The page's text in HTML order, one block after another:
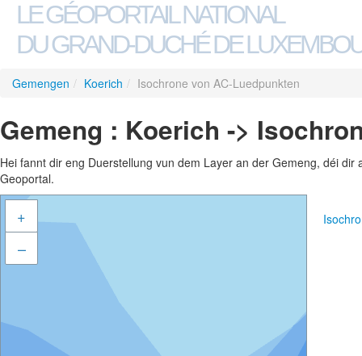
LE GÉOPORTAIL NATIONAL
DU GRAND-DUCHÉ DE
Gemengen / Koerich / Isochrone von AC-Luedpunkten
Gemeng : Koerich ->
Hei fannt dir eng Duerstellung vun dem Layer an der Gemeng, déi
Geoportal.
+
–